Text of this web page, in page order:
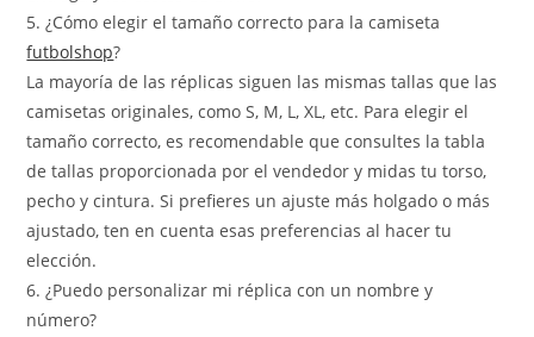
5. ¿Cómo elegir el tamaño correcto para la camiseta
futbolshop?
La mayoría de las réplicas siguen las mismas tallas que las
camisetas originales, como S, M, L, XL, etc. Para elegir el
tamaño correcto, es recomendable que consultes la tabla
de tallas proporcionada por el vendedor y midas tu torso,
pecho y cintura. Si prefieres un ajuste más holgado o más
ajustado, ten en cuenta esas preferencias al hacer tu
elección.
6. ¿Puedo personalizar mi réplica con un nombre y
número?